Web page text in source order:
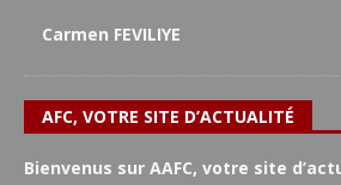
Carmen FEVILIYE
AFC, VOTRE SITE D’ACTUALITÉ
Bienvenus sur AAFC, votre site